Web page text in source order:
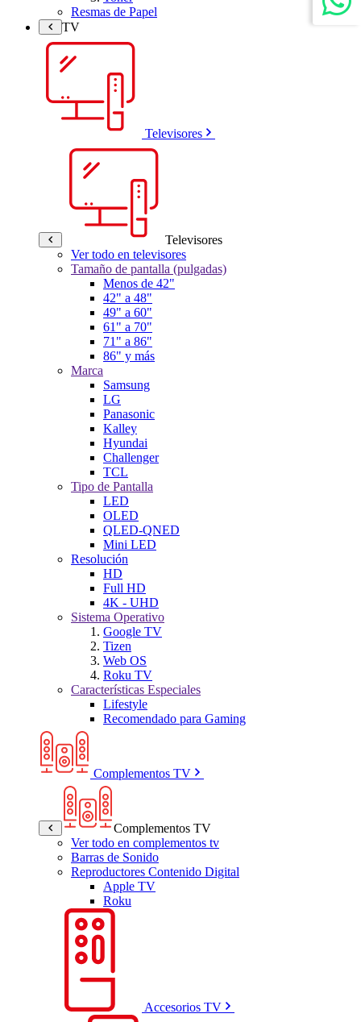
Resmas de Papel
TV
Televisores
Televisores
Ver todo en televisores
Tamaño de pantalla (pulgadas)
Menos de 42"
42" a 48"
49" a 60"
61" a 70"
71" a 86"
86" y más
Marca
Samsung
LG
Panasonic
Kalley
Hyundai
Challenger
TCL
Tipo de Pantalla
LED
OLED
QLED-QNED
Mini LED
Resolución
HD
Full HD
4K - UHD
Sistema Operativo
Google TV
Tizen
Web OS
Roku TV
Características Especiales
Lifestyle
Recomendado para Gaming
Complementos TV
Complementos TV
Ver todo en complementos tv
Barras de Sonido
Reproductores Contenido Digital
Apple TV
Roku
Accesorios TV